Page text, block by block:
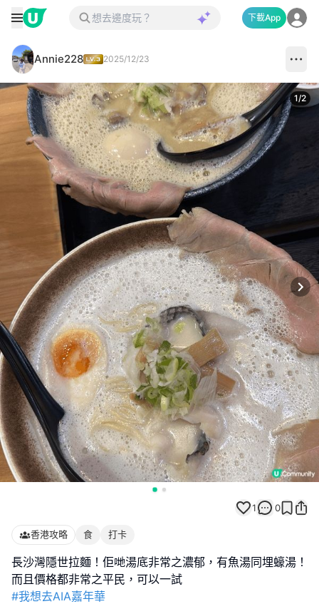
下載App
Annie228 2025/12/23
1/2
1 0
香港攻略 食 打卡
長沙灣隱世拉麵！佢哋湯底非常之濃郁，有魚湯同埋蠔湯！
#我想去AIA嘉年華